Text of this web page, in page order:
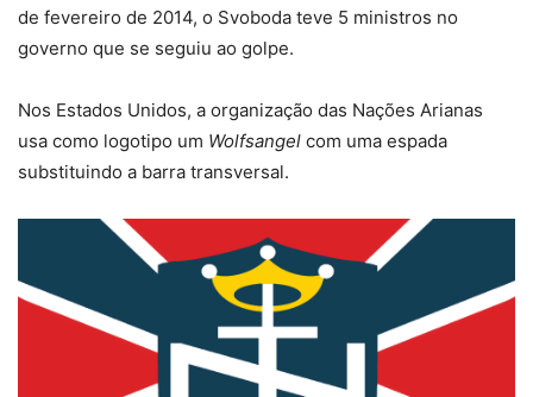
de fevereiro de 2014, o Svoboda teve 5 ministros no
governo que se seguiu ao golpe.
Nos Estados Unidos, a organização das Nações Arianas
usa como logotipo um Wolfsangel com uma espada
substituindo a barra transversal.